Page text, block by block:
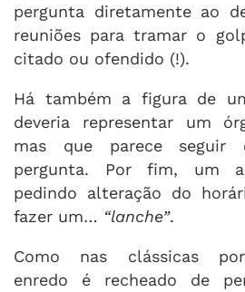
pergunta diretamente ao
reuniões para tramar o
citado ou ofendido (!).
Há também a figura de
deveria representar um
mas que parece seguir
pergunta. Por fim, um
pedindo alteração do
fazer um… “lanche”.
Como nas clássicas
enredo é recheado de